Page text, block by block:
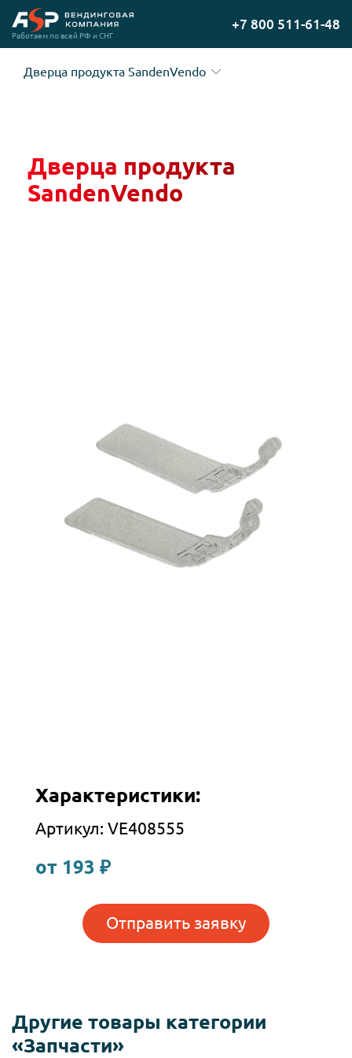
Перейти
на
Работаем по всей РФ и СНГ
+7 800 511-61-48
Дверца продукта SandenVendo
Дверца продукта
SandenVendo
Характеристики:
Артикул: VE408555
от 193 ₽
Отправить заявку
Другие товары категории
«Запчасти»